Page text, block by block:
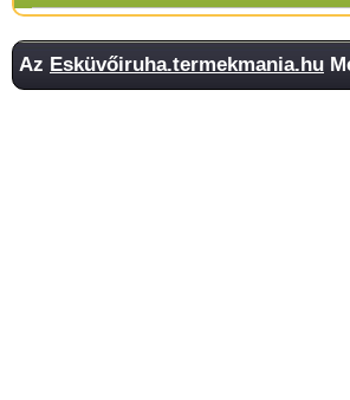
Az Esküvőiruha.termekmania.hu